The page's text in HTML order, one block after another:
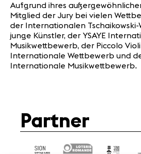
Aufgrund ihres
Mitglied der Jury bei vielen
der Internationalen
junge Künstler, der YSAYE
Musikwettbewerb, der Piccolo
Internationale Wettbewerb und
Internationale Musikwettbewerb.
Partner